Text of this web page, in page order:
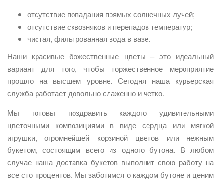
отсутствие попадания прямых солнечных лучей;
отсутствие сквозняков и перепадов температур;
чистая, фильтрованная вода в вазе.
Наши красивые божественные цветы – это идеальный
вариант для того, чтобы торжественное мероприятие
прошло на высшем уровне. Сегодня наша курьерская
служба работает довольно слаженно и четко.
Мы готовы поздравить каждого удивительными
цветочными композициями в виде сердца или мягкой
игрушки, огромнейшей корзиной цветов или нежным
букетом, состоящим всего из одного бутона. В любом
случае наша доставка букетов выполнит свою работу на
все сто процентов. Мы заботимся о каждом бутоне и ценим